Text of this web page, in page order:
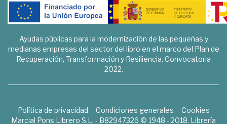
Ayudas públicas para la modernización de las pequeñas y
medianas empresas del sector del libro en el marco del Plan de
Recuperación, Transformación y Resiliencia. Convocatoria
2022.
Política de privacidad Condiciones generales
Cookies
Marcial Pons Librero S.L. - B82947326 © 1948 - 2018. Librería